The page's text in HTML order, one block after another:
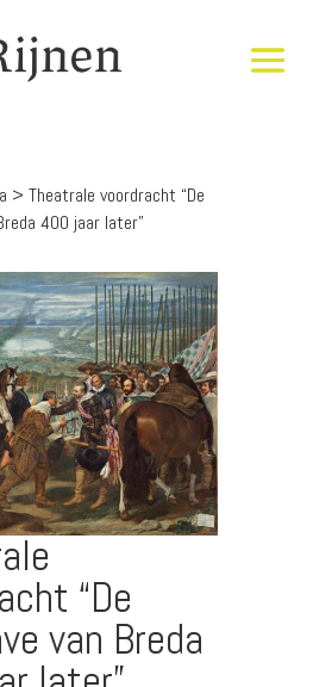
> Theatrale voordracht “De
400 jaar later”
“De
van Breda